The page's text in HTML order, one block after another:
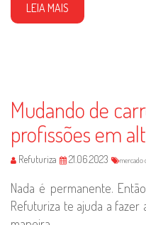
LEIA MAIS
Mudando de
profissões em
Refuturiza 21.06.2023 mercado
Nada é permanente.
Refuturiza te ajuda a